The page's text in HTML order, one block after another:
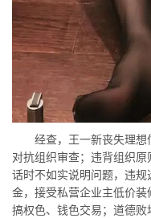
经查，王一新丧失理想
对抗组织审查；违背组织
话时不如实说明问题，违
金，接受私营企业主低价装
搞权色、钱色交易；道德